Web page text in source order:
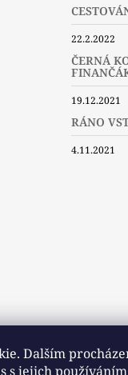
Dalším
s jejich
22.2.2022
ČERNÁ
19.12.2021
RÁNO
4.11.2021